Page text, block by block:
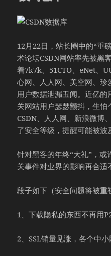
12月22日，站长圈中的“重
术论坛CSDN网站率先被黑
着7k7k、51CTO、eNet、
心网、人人网、美空网、珍
用户数据泄漏丑闻。近亿
关网站用户瑟瑟颤抖，生
CSDN、人人网、新浪微博
了安全等级，提醒可能被波
针对黑客的年终“大礼”，
关事件对业界的影响再合适
段子如下（安全问题将被重
1、下载隐私的东西不再用
2、SSL销量见涨，各个中